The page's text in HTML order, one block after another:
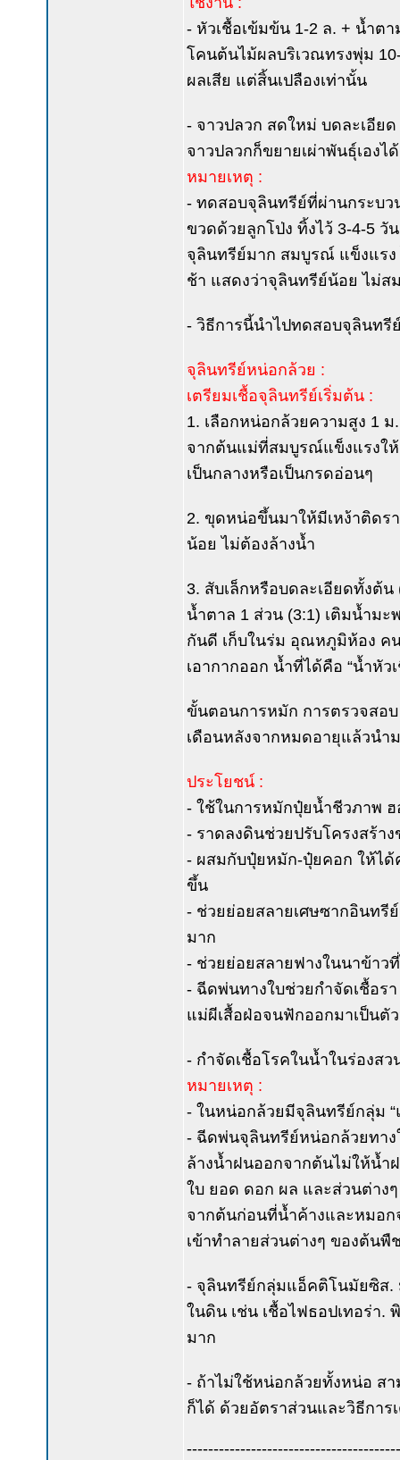
- หัวเชื้อเข้มข้น 1-2 ล. + น้ำต
โคนต้นไม้ผลบริเวณทรงพุ่ม
ผลเสีย แต่สิ้นเปลืองเท่านั้น
- จาวปลวก สดใหม่ บดละเอีย
จาวปลวกก็ขยายเผ่าพันธุ์เองได้
หมายเหตุ :
- ทดสอบจุลินทรีย์ที่ผ่านกระบ
ขวดด้วยลูกโป่ง ทิ้งไว้ 3-4-5 วั
จุลินทรีย์มาก สมบูรณ์ แข็งแรง
ช้า แสดงว่าจุลินทรีย์น้อย ไม่ส
- วิธีการนี้นำไปทดสอบจุลินทรี
จุลินทรีย์หน่อกล้วย :
เตรียมเชื้อจุลินทรีย์เริ่มต้น :
1. เลือกหน่อกล้วยความสูง 1
จากต้นแม่ที่สมบูรณ์แข็งแรงใ
เป็นกลางหรือเป็นกรดอ่อนๆ
2. ขุดหน่อขึ้นมาให้มีเหง้าติดร
น้อย ไม่ต้องล้างน้ำ
3. สับเล็กหรือบดละเอียดทั้งต้
น้ำตาล 1 ส่วน (3:1) เติมน้ำมะ
กันดี เก็บในร่ม อุณหภูมิห้อง ค
เอากากออก น้ำที่ได้คือ “น้ำหั
ขั้นตอนการหมัก การตรวจสอ
เดือนหลังจากหมดอายุแล้วนำ
ประโยชน์ :
- ใช้ในการหมักปุ๋ยน้ำชีวภาพ
- ราดลงดินช่วยปรับโครงสร้า
- ผสมกับปุ๋ยหมัก-ปุ๋ยคอก ให้ได้
ขึ้น
- ช่วยย่อยสลายเศษซากอินทรี
มาก
- ช่วยย่อยสลายฟางในนาข้าว
- ฉีดพ่นทางใบช่วยกำจัดเชื้อร
แม่ผีเสื้อฝ่อจนฟักออกมาเป็นตั
- กำจัดเชื้อโรคในน้ำในร่องส
หมายเหตุ :
- ในหน่อกล้วยมีจุลินทรีย์กลุ่ม
- ฉีดพ่นจุลินทรีย์หน่อกล้วยทา
ล้างน้ำฝนออกจากต้นไม่ให้น้ำ
ใบ ยอด ดอก ผล และส่วนต่าง
จากต้นก่อนที่น้ำค้างและหมอก
เข้าทำลายส่วนต่างๆ ของต้นพื
- จุลินทรีย์กลุ่มแอ็คติโนมัยซิส.
ในดิน เช่น เชื้อไฟธอปเทอร่า.
มาก
- ถ้าไม่ใช้หน่อกล้วยทั้งหน่อ ส
ก็ได้ ด้วยอัตราส่วนและวิธีการ